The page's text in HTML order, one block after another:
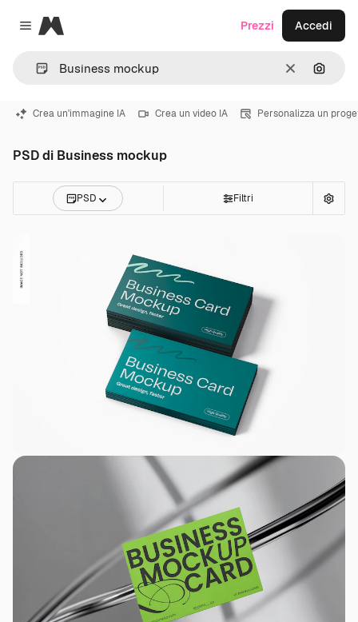
Close menu
Magnific
CancellaCerca
Prezzi Accedi
Crea un'immagine IA Crea un video IA Personalizza un
PSD di Business mockup
PSD Filtri